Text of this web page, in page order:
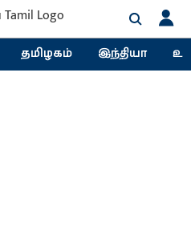
தமிழகம் இந்தியா